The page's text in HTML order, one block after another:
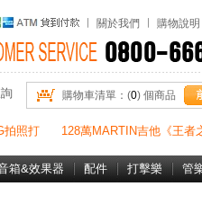
關於我們 購物說明
購物車清單：(0) 個商品
拍照打 128萬MARTIN吉他《王者
箱&效果器 配件 打擊樂 管